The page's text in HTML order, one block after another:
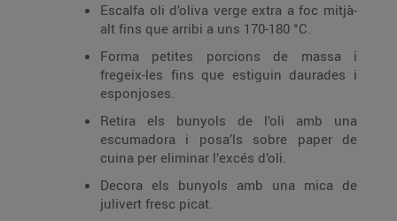
Escalfa oli d’oliva verge extra a foc mitjà-
alt fins que arribi a uns 170-180 °C.
Forma petites porcions de massa i
fregeix-les fins que estiguin daurades i
esponjoses.
Retira els bunyols de l’oli amb una
escumadora i posa’ls sobre paper de
cuina per eliminar l’excés d’oli.
Decora els bunyols amb una mica de
julivert fresc picat.